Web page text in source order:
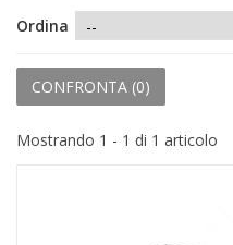
PRODOTTI MONOUSO E TNT
SEXY SHOP
CASA E CUCINA
Ordina
CONFRONTA (0)
Mostrando 1 - 1 di 1 articolo